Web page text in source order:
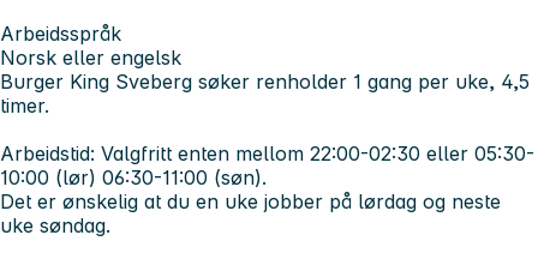
Arbeidsspråk
Norsk eller engelsk
Burger King Sveberg søker renholder 1 gang per uke, 4,5
timer.
Arbeidstid: Valgfritt enten mellom 22:00-02:30 eller 05:30-
10:00 (lør) 06:30-11:00 (søn).
Det er ønskelig at du en uke jobber på lørdag og neste
uke søndag.